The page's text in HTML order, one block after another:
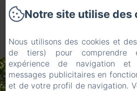
+34618067968
Créé par
Notre site utilise des
Nous utilisons des cookies et
de tiers) pour comprendre
expérience de navigation
messages publicitaires en
et de votre profil de navigation.